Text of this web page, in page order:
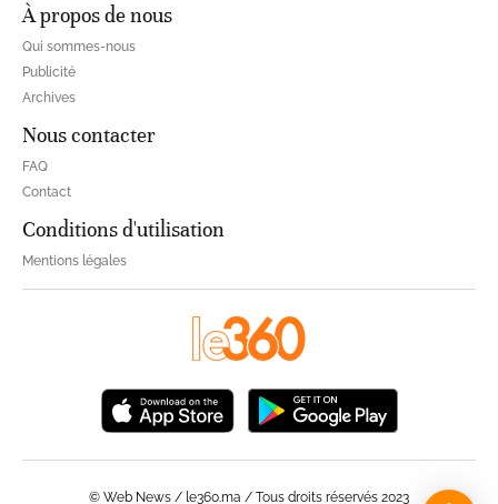
À propos de nous
Qui sommes-nous
Publicité
Archives
Nous contacter
FAQ
Contact
Conditions d'utilisation
Mentions légales
© Web News / le360.ma / Tous droits réservés 2023